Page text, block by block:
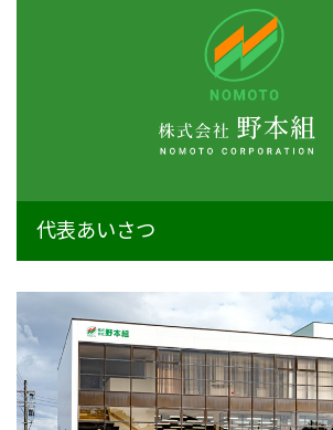
代表あいさつ
建築部門
融雪部門
アグリ事業部
お知らせ